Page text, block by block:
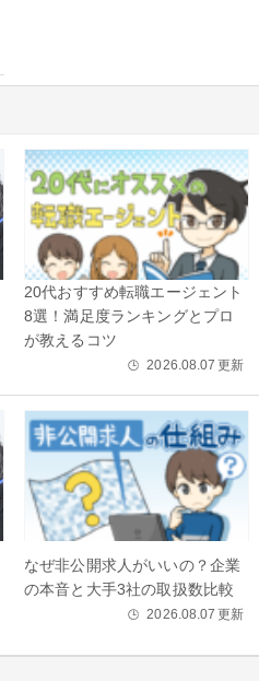
20代おすすめ転職エージェント
8選！満足度ランキングとプロ
が教えるコツ
🕒 2026.08.07 更新
なぜ非公開求人がいいの？企業
の本音と大手3社の取扱数比較
🕒 2026.08.07 更新